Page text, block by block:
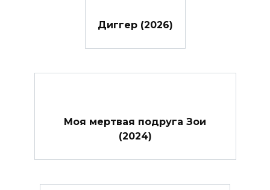
Диггер (2026)
Моя мертвая подруга Зои
(2024)